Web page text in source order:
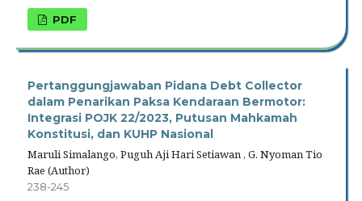
PDF
Pertanggungjawaban Pidana Debt Collector
dalam Penarikan Paksa Kendaraan Bermotor:
Integrasi POJK 22/2023, Putusan Mahkamah
Konstitusi, dan KUHP Nasional
Maruli Simalango, Puguh Aji Hari Setiawan , G. Nyoman Tio
Rae (Author)
238-245